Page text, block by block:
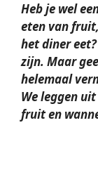
Heb je wel
eten van
het diner
zijn. Maar
helemaal
We leggen
fruit en